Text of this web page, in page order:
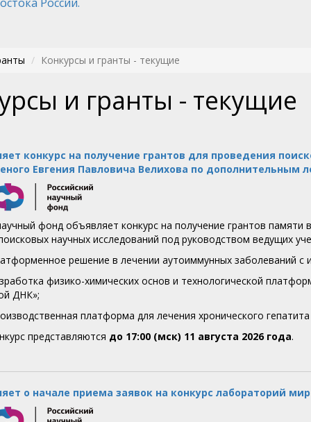
Конкурсы и гранты - текущие
и гранты - текущие
конкурс на получение грантов для проведения
Евгения Павловича Велихова по дополнительным
фонд объявляет конкурс на получение грантов памяти
научных исследований под руководством ведущих
решение в лечении аутоиммунных заболеваний с
физико-химических основ и технологической
ДНК»;
платформа для лечения хронического гепатита
представляются до 17:00 (мск) 11 августа 2026 года.
о начале приема заявок на конкурс лабораторий